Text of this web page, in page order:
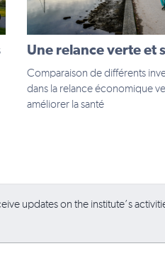
Une relance verte et
Comparaison de différents
dans la relance économique
améliorer la santé
updates on the institute’s